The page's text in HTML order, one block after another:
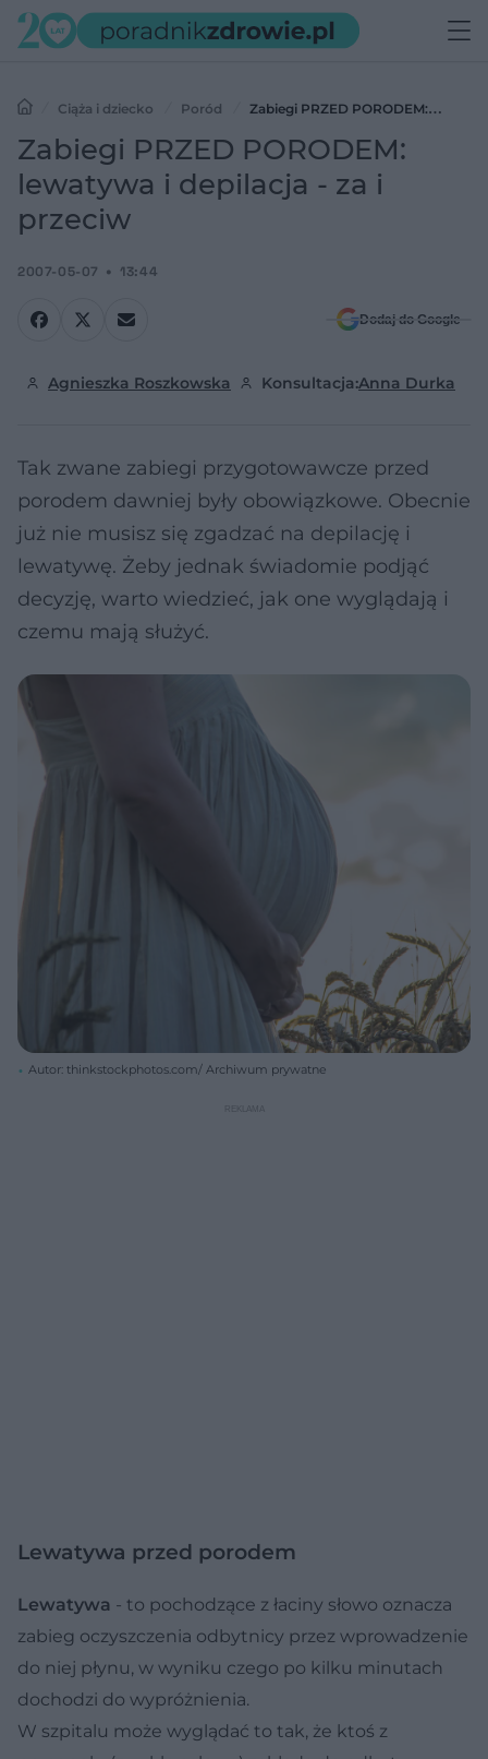
Ciąża i dziecko Poród
Zabiegi PRZED PORODEM:
lewatywa i depilacja - za i przeciw
Zabiegi PRZED PORODEM:
lewatywa i depilacja - za i
przeciw
2007-05-07 13:44
Dodaj do Google
Agnieszka Roszkowska Konsultacja:Anna Durka
Tak zwane zabiegi przygotowawcze przed
porodem dawniej były obowiązkowe. Obecnie
już nie musisz się zgadzać na depilację i
lewatywę. Żeby jednak świadomie podjąć
decyzję, warto wiedzieć, jak one wyglądają i
czemu mają służyć.
Autor: thinkstockphotos.com/ Archiwum prywatne
Lewatywa przed porodem
Lewatywa - to pochodzące z łaciny słowo oznacza
zabieg oczyszczenia odbytnicy przez wprowadzenie
do niej płynu, w wyniku czego po kilku minutach
dochodzi do wypróżnienia.
W szpitalu może wyglądać to tak, że ktoś z